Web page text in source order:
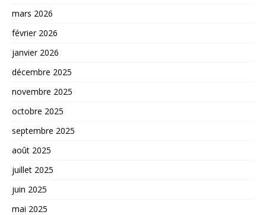
mars 2026
février 2026
janvier 2026
décembre 2025
novembre 2025
octobre 2025
septembre 2025
août 2025
juillet 2025
juin 2025
mai 2025